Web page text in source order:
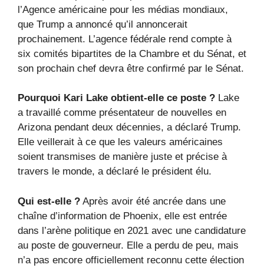
l’Agence américaine pour les médias mondiaux,
que Trump a annoncé qu’il annoncerait
prochainement. L’agence fédérale rend compte à
six comités bipartites de la Chambre et du Sénat, et
son prochain chef devra être confirmé par le Sénat.
Pourquoi Kari Lake obtient-elle ce poste ? Lake
a travaillé comme présentateur de nouvelles en
Arizona pendant deux décennies, a déclaré Trump.
Elle veillerait à ce que les valeurs américaines
soient transmises de manière juste et précise à
travers le monde, a déclaré le président élu.
Qui est-elle ? Après avoir été ancrée dans une
chaîne d’information de Phoenix, elle est entrée
dans l’arène politique en 2021 avec une candidature
au poste de gouverneur. Elle a perdu de peu, mais
n’a pas encore officiellement reconnu cette élection